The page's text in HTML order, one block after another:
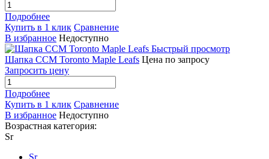
Подробнее
Купить в 1 клик Сравнение
В избранное Недоступно
Быстрый просмотр
Шапка CCM Toronto Maple Leafs Цена по запросу
Запросить цену
Подробнее
Купить в 1 клик Сравнение
В избранное Недоступно
Возрастная категория:
Sr
Sr